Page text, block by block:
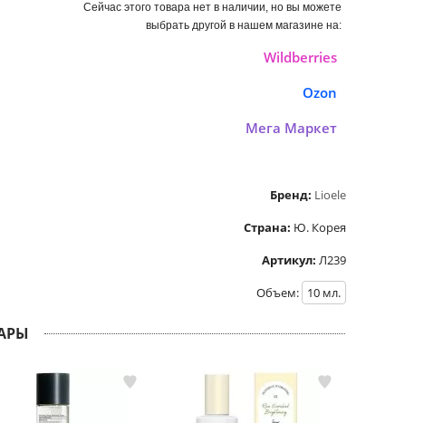
Сейчас этого товара нет в наличии, но вы можете
выбрать другой в нашем магазине на:
Wildberries
Ozon
Мега Маркет
Бренд: Lioele
Страна: Ю. Корея
Артикул: Л239
Объем: 10 мл.